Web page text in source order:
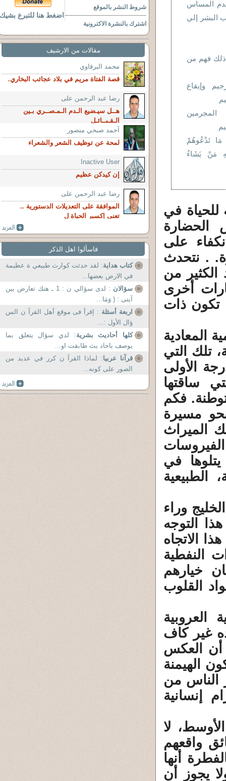
المساس
البشر إلي
ذلك فهم من
وإيقاع
تَدْعُوهُمْ
مَنْ يَشَاءُ
للحياة في
الحضارة
على
‏‏. نتحدث
الكثير من
أخرى
تكون ذات
المعادية
تلك التي
الأولى
ساقتها
فكم
مسيرة
الميراث
يتلوها في
الطبيعية
وراء
التوجه
الاتجاه
النفطية
خيارهم
القلوب
العروبية
‏غير كاف
أن العكس
الهيمنة
الناس من
إنسانية
لا
‏واقعهم
أنها
يجوز أن
شروط النشر بالموقع
اشترك بالنشرة الاكترونية
اضغط هنا للتبرع بشيك
مقالات من الارشيف
محمد البرقاوي
قصة الفتاة مريم في بلاد عجائب البخاري.
رضا عبد الرحمن على
هــل سيـضيع الـدم الـمـصــري بـين
الـقـبــائـل
آحمد صبحي منصور
لمحة عن توظيف الشعر والشعراء
Inactive User
إن كيدكن عظيم
رضا عبد الرحمن على
الموافقة على التعديلات الدستورية ..
تعني إكسير الحياة ل
فاسألوا اهل الذكر
كتاب هداية: لقد حدثت كوارث طبيعي ة عظيمة
في الارض بعضها...
سؤالان
: لدى سؤالي ن : 1 ـ هنك تعارض بين
آيتى : ( وَمَا...
اربعة أسئلة : إقرأ فى موقع أهل القرآ ن الس
ؤال الأول :...
كلها أحاديث بشرية: لدي سؤال يتعلق بما
يوصف باحاد يث طابقت او...
قرآنا عربيا: لماذا القرآ ن كرر في عديد من
الصور على كونه...